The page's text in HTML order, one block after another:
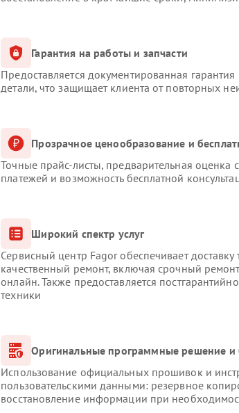
Гарантия на работы и запчасти
Предоставляется документированная
детали, что защищает клиента от повторных
Прозрачное ценообразование и
Точные прайс-листы, предварительная оценка
платежей и возможность бесплатной
Широкий спектр услуг
Сервисный центр Fagor обеспечивает
качественный ремонт, включая срочный
онлайн. Также предоставляется
техники
Оригинальные программные решение и
Использование официальных прошивок и
пользовательскими данными: резервное
восстановление информации при